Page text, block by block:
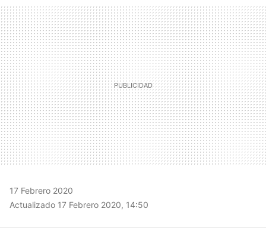
MAIL
17 Febrero 2020
Actualizado 17 Febrero 2020, 14:50